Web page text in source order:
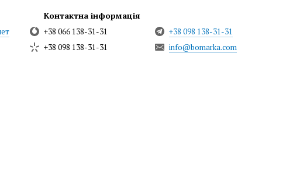
Контактна інформація
+38 066 138-31-31
+38 098 138-31-31
+38 098 138-31-31
info@bomarka.com